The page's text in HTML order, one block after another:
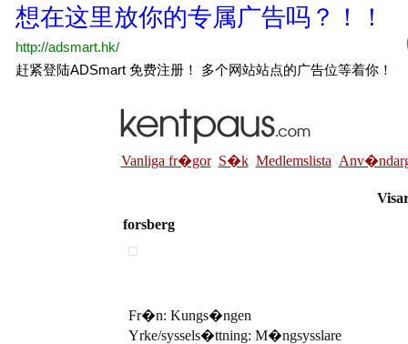
Vanliga fr�gor S�k Medlemslista
forsberg
Fr�n: Kungs�ngen
Yrke/syssels�ttning: M�ngsysslare